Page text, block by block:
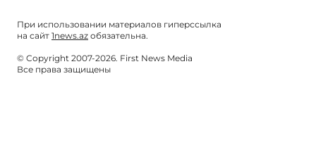
При использовании материалов гиперссылка
на сайт 1news.az обязательна.
© Copyright 2007-2026. First News Media
Все права защищены